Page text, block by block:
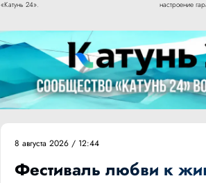
«Катунь 24».
настроение
8 августа 2026 / 12:44
Фестиваль любви к